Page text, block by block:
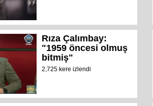
Rıza Çalımbay:
"1959 öncesi olmuş
bitmiş"
2,725 kere izlendi